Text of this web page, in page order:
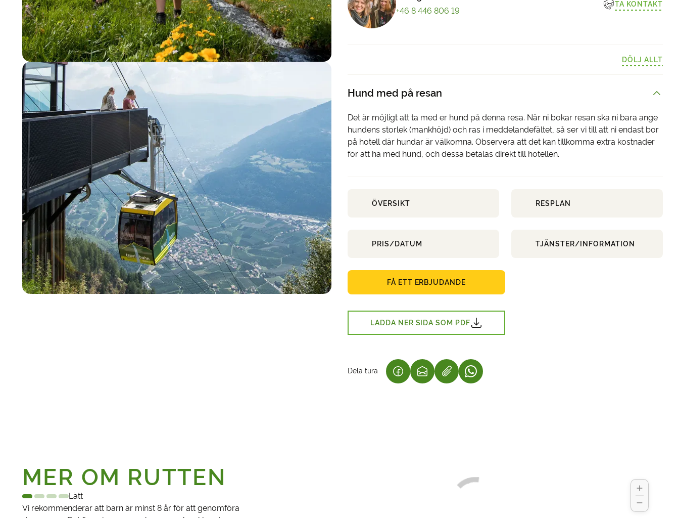
+46 8 446 806 19
TA KONTAKT
FÅ ETT ERBJUDANDE
LADDA NER SIDA SOM PDF
Dela tura (LÄNKEN ÖPPNAS I EN NY FLIK)
(LÄNKEN ÖPPNAS I EN NY FLIK)
(LÄNKEN ÖPPNAS I EN NY FLIK)
ÖVERSIKT RESPLAN
PRIS/DATUM TJÄNSTER/INFORMATION
DÖLJ ALLT
Hund med på resan
Det är möjligt att ta med er hund på denna resa. När ni bokar resan ska ni bara ange
hundens storlek (mankhöjd) och ras i meddelandefältet, så ser vi till att ni endast bor
på hotell där hundar är välkomna. Observera att det kan tillkomma extra kostnader
för att ha med hund, och dessa betalas direkt till hotellen.
MER OM RUTTEN
Lätt
Vi rekommenderar att barn är minst 8 år för att genomföra